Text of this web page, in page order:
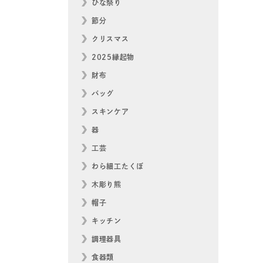
ひな祭り
節分
クリスマス
2025縁起物
財布
バッグ
スキンケア
器
工芸
わら細工たくぼ
木彫り熊
帽子
キッチン
調理器具
食器類